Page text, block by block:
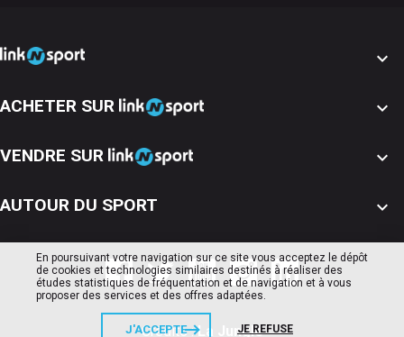

ACHETER SUR 
VENDRE SUR 
AUTOUR DU SPORT 
Crédits :La Jungle
En poursuivant votre navigation sur ce site vous acceptez le dépôt
de cookies et technologies similaires destinés à réaliser des
études statistiques de fréquentation et de navigation et à vous
proposer des services et des offres adaptées.
J'ACCEPTE JE REFUSE